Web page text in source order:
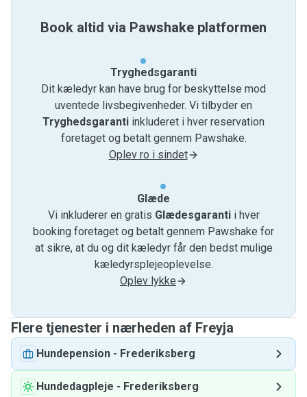
Book altid via Pawshake platformen
Tryghedsgaranti
Dit kæledyr kan have brug for beskyttelse mod
uventede livsbegivenheder. Vi tilbyder en
Tryghedsgaranti inkluderet i hver reservation
foretaget og betalt gennem Pawshake.
Oplev ro i sindet
Glæde
Vi inkluderer en gratis Glædesgarantii hver
booking foretaget og betalt gennem Pawshake for
at sikre, at du og dit kæledyr får den bedst mulige
kæledyrsplejeoplevelse.
Oplev lykke
Flere tjenester i nærheden af ​​Freyja
Hundepension - Frederiksberg
Hundedagpleje - Frederiksberg